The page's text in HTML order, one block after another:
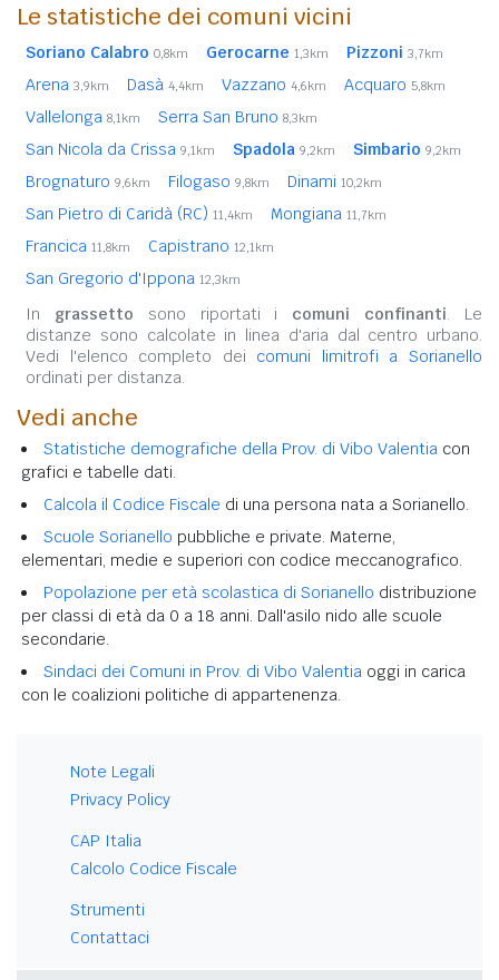
Le statistiche dei comuni vicini
Soriano Calabro 0,8km Gerocarne 1,3km Pizzoni 3,7km
Arena 3,9km Dasà 4,4km Vazzano 4,6km Acquaro 5,8km
Vallelonga 8,1km Serra San Bruno 8,3km
San Nicola da Crissa 9,1km Spadola 9,2km Simbario 9,2km
Brognaturo 9,6km Filogaso 9,8km Dinami 10,2km
San Pietro di Caridà (RC) 11,4km Mongiana 11,7km
Francica 11,8km Capistrano 12,1km
San Gregorio d'Ippona 12,3km
In grassetto sono riportati i comuni confinanti. Le
distanze sono calcolate in linea d'aria dal centro urbano.
Vedi l'elenco completo dei comuni limitrofi a Sorianello
ordinati per distanza.
Vedi anche
Statistiche demografiche della Prov. di Vibo Valentia con
grafici e tabelle dati.
Calcola il Codice Fiscale di una persona nata a Sorianello.
Scuole Sorianello pubbliche e private. Materne,
elementari, medie e superiori con codice meccanografico.
Popolazione per età scolastica di Sorianello distribuzione
per classi di età da 0 a 18 anni. Dall'asilo nido alle scuole
secondarie.
Sindaci dei Comuni in Prov. di Vibo Valentia oggi in carica
con le coalizioni politiche di appartenenza.
Note Legali
Privacy Policy
CAP Italia
Calcolo Codice Fiscale
Strumenti
Contattaci